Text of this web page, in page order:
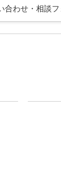
合わせ・相談フ